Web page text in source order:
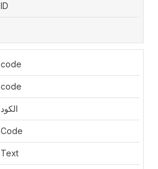
ID
code
code
الكود
Code
Text